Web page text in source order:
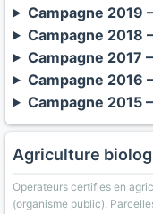
Campagne 2019
Campagne 2018
Campagne 2017
Campagne 2016
Campagne 2015
Agriculture
Operateurs certifies en
(organisme public).